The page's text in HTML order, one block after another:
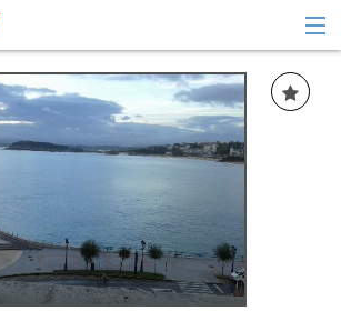
Recomendar
Registrarse